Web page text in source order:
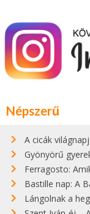
Népszerű
A cicák világnapján
Gyönyörű
Ferragosto:
Bastille nap: A
Lángolnak a